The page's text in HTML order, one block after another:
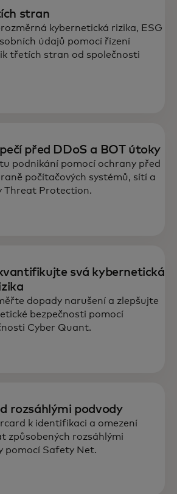
stran
kybernetická rizika, ESG
údajů pomocí řízení
třetích stran od společnosti
in a new tab
před DDoS a BOT útoky
podnikání pomocí ochrany před
počítačových systémů, sítí a
Threat Protection.
in a new tab
svá kybernetická
dopady narušení a zlepšujte
bezpečnosti pomocí
Cyber Quant.
rozsáhlými podvody
k identifikaci a omezení
způsobených rozsáhlými
pomocí Safety Net.
in a new tab